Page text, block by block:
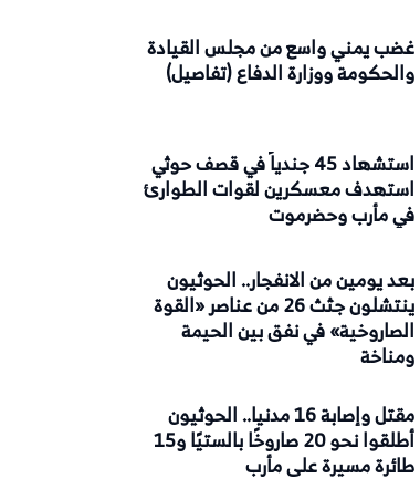
غضب يمني واسع من مجلس القيادة
والحكومة ووزارة الدفاع (تفاصيل)
استشهاد 45 جندياً في قصف حوثي
استهدف معسكرين لقوات الطوارئ
في مأرب وحضرموت
بعد يومين من الانفجار.. الحوثيون
ينتشلون جثث 26 من عناصر «القوة
الصاروخية» في نفق بين الحيمة
ومناخة
مقتل وإصابة 16 مدنيا.. الحوثيون
أطلقوا نحو 20 صاروخًا بالستيًا و15
طائرة مسيرة على مأرب